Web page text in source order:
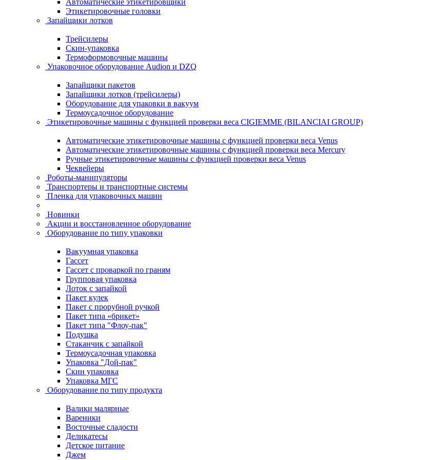
Автоматические этикетировщики
Этикетировочные головки
Запайщики лотков
Трейсилеры
Скин-упаковка
Термоформовочные машины
Упаковочное оборудование Audion и DZQ
Запайщики пакетов
Запайщики лотков (трейсилеры)
Оборудование для упаковки в вакуум
Термоусадочное оборудование
Этикетировочные машины с функцией проверки веса CIGIEMME (BILANCIAI GROUP)
Автоматические этикетировочные машины с функцией проверки веса Venus
Автоматические этикетировочные машины с функцией проверки веса Mercury
Ручные этикетировочные машины с функцией проверки веса Venus
Чеквейеры
Роботы-манипуляторы
Транспортеры и транспортные системы
Пленка для упаковочных машин
Новинки
Акции и восстановленное оборудование
Оборудование по типу упаковки
Вакуумная упаковка
Гассет
Гассет с проваркой по граням
Групповая упаковка
Лоток с запайкой
Пакет кулек
Пакет с прорубной ручкой
Пакет типа «брикет»
Пакет типа "Флоу-пак"
Подушка
Стаканчик с запайкой
Термоусадочная упаковка
Упаковка "Дой-пак"
Скин упаковка
Упаковка МГС
Оборудование по типу продукта
Валики малярные
Вареники
Восточные сладости
Деликатесы
Детское питание
Джем